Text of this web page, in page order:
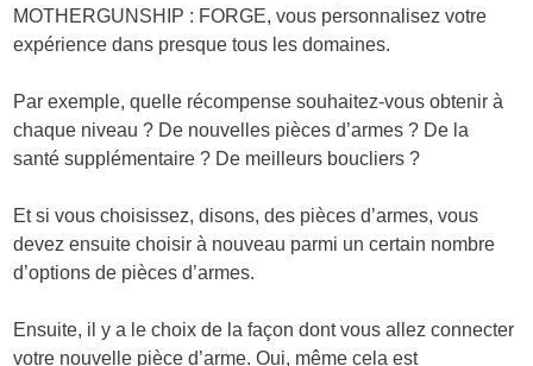
MOTHERGUNSHIP : FORGE, vous personnalisez votre
expérience dans presque tous les domaines.
Par exemple, quelle récompense souhaitez-vous obtenir à
chaque niveau ? De nouvelles pièces d’armes ? De la
santé supplémentaire ? De meilleurs boucliers ?
Et si vous choisissez, disons, des pièces d’armes, vous
devez ensuite choisir à nouveau parmi un certain nombre
d’options de pièces d’armes.
Ensuite, il y a le choix de la façon dont vous allez connecter
votre nouvelle pièce d’arme. Oui, même cela est